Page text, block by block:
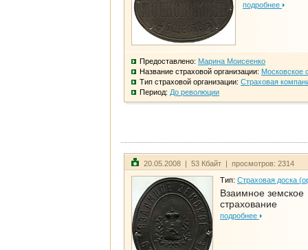
подробнее
Предоставлено: Марина Моисеенко
Название страховой организации: Московское
Тип страховой организации: Страховая
Период: До революции
20.05.2008 | 53 Кбайт | просмотров: 2314
Тип: Страховая доска
Взаимное земское
страхование
подробнее